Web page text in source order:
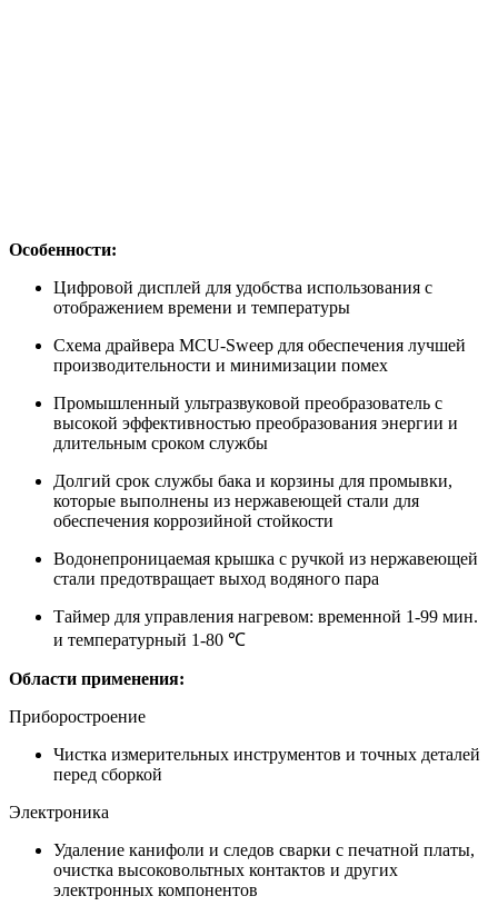
Особенности:
Цифровой дисплей для удобства использования с
отображением времени и температуры
Схема драйвера MCU-Sweep для обеспечения лучшей
производительности и минимизации помех
Промышленный ультразвуковой преобразователь с
высокой эффективностью преобразования энергии и
длительным сроком службы
Долгий срок службы бака и корзины для промывки,
которые выполнены из нержавеющей стали для
обеспечения коррозийной стойкости
Водонепроницаемая крышка с ручкой из нержавеющей
стали предотвращает выход водяного пара
Таймер для управления нагревом: временной 1-99 мин.
и температурный 1-80 ℃
Области применения:
Приборостроение
Чистка измерительных инструментов и точных деталей
перед сборкой
Электроника
Удаление канифоли и следов сварки с печатной платы,
очистка высоковольтных контактов и других
электронных компонентов